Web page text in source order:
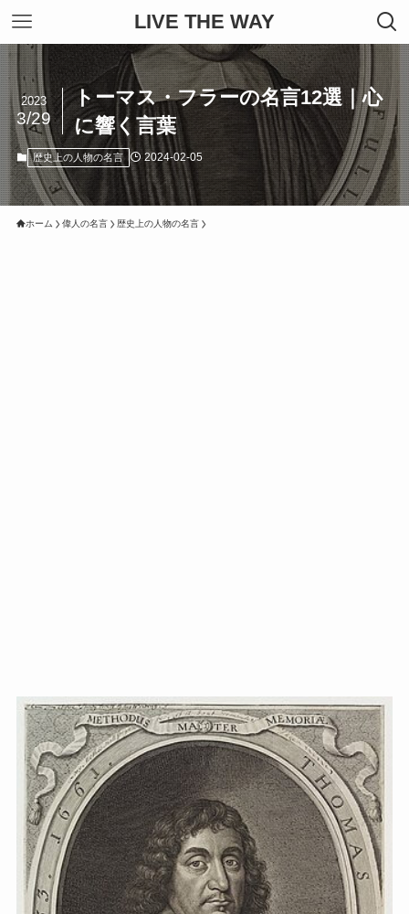
LIVE THE WAY
トーマス・フラーの名言12選｜心
に響く言葉
2023
3/29
歴史上の人物の名言 2024-02-05
ホーム 偉人の名言 歴史上の人物の名言